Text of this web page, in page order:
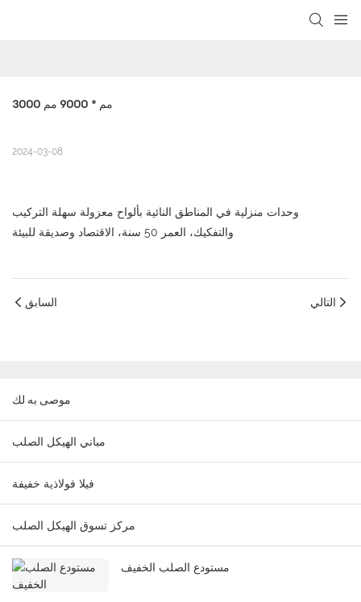
3000 مم * 9000 مم
2024-03-08
وحدات منزلية في المناطق النائية بألواح معزولة سهلة التركيب
والتفكيك، العمر 50 سنة، الاقتصاد وصديقة للبيئة
السابق التالي
موصى به لك
مباني الهيكل الصلب
فيلا فولاذية خفيفة
مركز تسوق الهيكل الصلب
مستودع الصلب الخفيف